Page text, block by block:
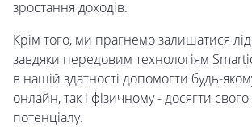
зростання доходів.
Крім того, ми прагнемо залишатися
завдяки передовим технологіям
в нашій здатності допомогти будь-
онлайн, так і фізичному - досягти
потенціалу.